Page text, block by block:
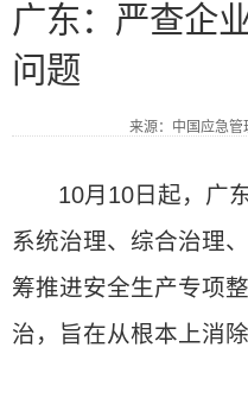
广东：严查企
问题
来源：中国应急
10月10日起，广
系统治理、综合治理
筹推进安全生产专项
治，旨在从根本上消除